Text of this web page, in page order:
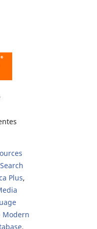
Plus,
Modern
,